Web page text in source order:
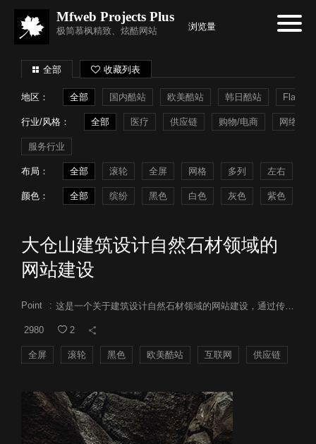
Mfweb Projects Plus
极简慕枫精致、炫酷网站 浏览量
全部 收藏列表
地区： 全部 国内酷站 欧美酷站 韩日酷站 Flash
行业/风格： 全部 医疗 供应链 购物/电商 网络系统
服务行业
布局： 全部 滚轮 全屏 网格 多列 左右
颜色： 全部 缤纷 黑色 白色 灰色 紫色
大仓山建筑设计自然石材领域的
网站建设
Point : 这是一个关于建筑设计自然石材领域的网站建设，通过传播和创造诸如枣冠石和我们自己山上的红壤之类的材料来传达古代人们至今的自然感。
2980 2
全屏 滚轮 黑色 欧美酷站 互联网 供应链